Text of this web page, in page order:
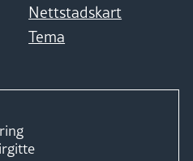
Nettstadskart
Tema